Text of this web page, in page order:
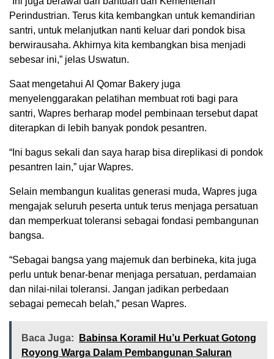
Perindustrian. Terus kita kembangkan untuk kemandirian
santri, untuk melanjutkan nanti keluar dari pondok bisa
berwirausaha. Akhirnya kita kembangkan bisa menjadi
sebesar ini,” jelas Uswatun.
Saat mengetahui Al Qomar Bakery juga
menyelenggarakan pelatihan membuat roti bagi para
santri, Wapres berharap model pembinaan tersebut dapat
diterapkan di lebih banyak pondok pesantren.
“Ini bagus sekali dan saya harap bisa direplikasi di pondok
pesantren lain,” ujar Wapres.
Selain membangun kualitas generasi muda, Wapres juga
mengajak seluruh peserta untuk terus menjaga persatuan
dan memperkuat toleransi sebagai fondasi pembangunan
bangsa.
“Sebagai bangsa yang majemuk dan berbineka, kita juga
perlu untuk benar-benar menjaga persatuan, perdamaian
dan nilai-nilai toleransi. Jangan jadikan perbedaan
sebagai pemecah belah,” pesan Wapres.
Baca Juga:
Babinsa Koramil Hu’u Perkuat Gotong
Royong Warga Dalam Pembangunan Saluran